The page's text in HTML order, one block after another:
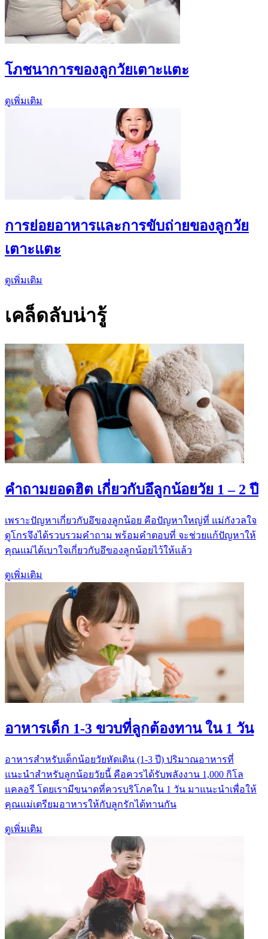
โภชนาการของลูกวัยเตาะแตะ
ดูเพิ่มเติม
การย่อยอาหารและการขับถ่ายของลูกวัย
เตาะแตะ
ดูเพิ่มเติม
เคล็ดลับน่ารู้
คำถามยอดฮิต เกี่ยวกับอึลูกน้อยวัย 1 – 2 ปี
เพราะปัญหาเกี่ยวกับอึของลูกน้อย คือปัญหาใหญ่ที่ แม่กังวลใจ
ดูโกรจึงได้รวบรวมคำถาม พร้อมคำตอบที่ จะช่วยแก้ปัญหาให้
คุณแม่ได้เบาใจเกี่ยวกับอึของลูกน้อยไว้ให้แล้ว
ดูเพิ่มเติม
อาหารเด็ก 1-3 ขวบที่ลูกต้องทาน ใน 1 วัน
อาหารสำหรับเด็กน้อยวัยหัดเดิน (1-3 ปี) ปริมาณอาหารที่
แนะนำสำหรับลูกน้อยวัยนี้ คือควรได้รับพลังงาน 1,000 กิโล
แคลอรี โดยเรามีขนาดที่ควรบริโภคใน 1 วัน มาแนะนำเพื่อให้
คุณแม่เตรียมอาหารให้กับลูกรักได้ทานกัน
ดูเพิ่มเติม